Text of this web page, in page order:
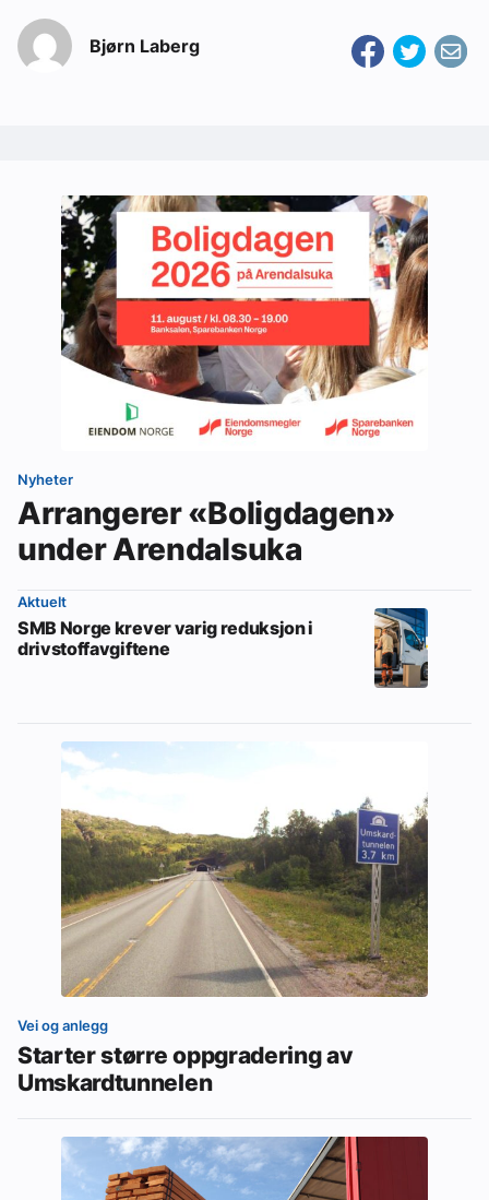
Bjørn Laberg
Nyheter
Arrangerer «Boligdagen»
under Arendalsuka
Aktuelt
SMB Norge krever varig reduksjon i
drivstoffavgiftene
Vei og anlegg
Starter større oppgradering av
Umskardtunnelen